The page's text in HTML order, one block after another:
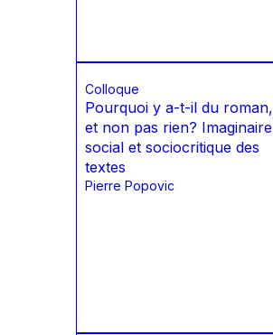
Colloque
Pourquoi y a-t-il du roman,
et non pas rien? Imaginaire
social et sociocritique des
textes
Pierre Popovic